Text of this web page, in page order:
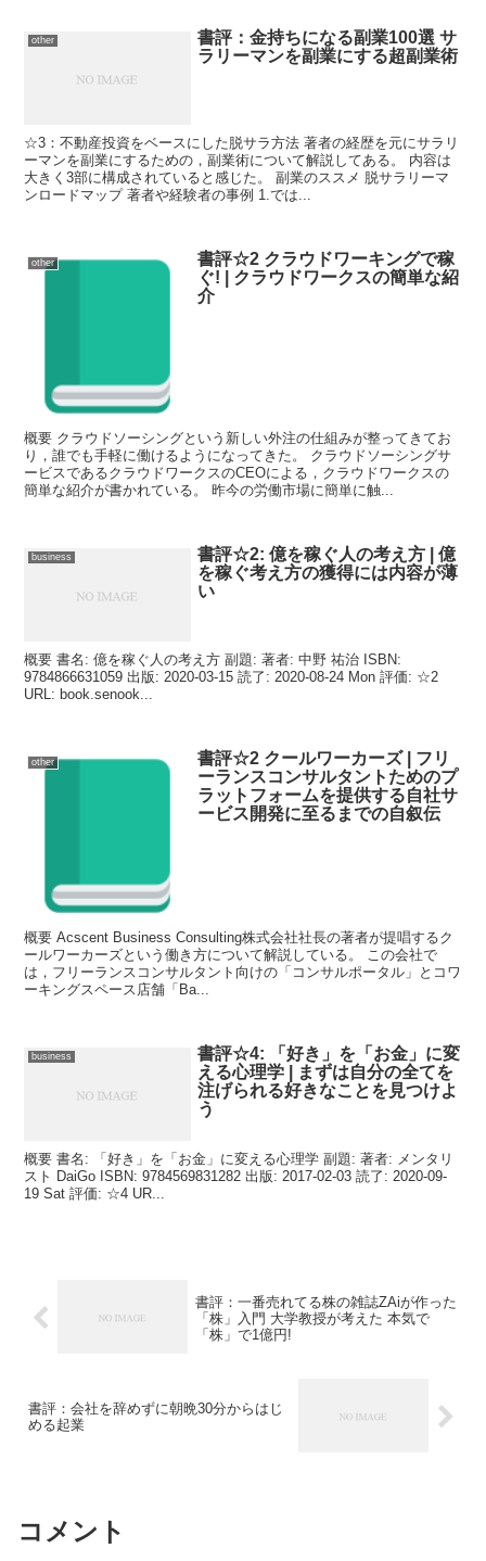
other
書評：金持ちになる副業100選 サ
ラリーマンを副業にする超副業術
☆3：不動産投資をベースにした脱サラ方法 著者の経歴を元にサラリ
ーマンを副業にするための，副業術について解説してある。 内容は
大きく3部に構成されていると感じた。 副業のススメ 脱サラリーマ
ンロードマップ 著者や経験者の事例 1.では...
other
書評☆2 クラウドワーキングで稼
ぐ! | クラウドワークスの簡単な紹
介
概要 クラウドソーシングという新しい外注の仕組みが整ってきてお
り，誰でも手軽に働けるようになってきた。 クラウドソーシングサ
ービスであるクラウドワークスのCEOによる，クラウドワークスの
簡単な紹介が書かれている。 昨今の労働市場に簡単に触...
business
書評☆2: 億を稼ぐ人の考え方 | 億
を稼ぐ考え方の獲得には内容が薄
い
概要 書名: 億を稼ぐ人の考え方 副題: 著者: 中野 祐治 ISBN:
9784866631059 出版: 2020-03-15 読了: 2020-08-24 Mon 評価: ☆2
URL: book.senook...
other
書評☆2 クールワーカーズ | フリ
ーランスコンサルタントためのプ
ラットフォームを提供する自社サ
ービス開発に至るまでの自叙伝
概要 Acscent Business Consulting株式会社社長の著者が提唱するク
ールワーカーズという働き方について解説している。 この会社で
は，フリーランスコンサルタント向けの「コンサルポータル」とコワ
ーキングスペース店舗「Ba...
business
書評☆4: 「好き」を「お金」に変
える心理学 | まずは自分の全てを
注げられる好きなことを見つけよ
う
概要 書名: 「好き」を「お金」に変える心理学 副題: 著者: メンタリ
スト DaiGo ISBN: 9784569831282 出版: 2017-02-03 読了: 2020-09-
19 Sat 評価: ☆4 UR...
書評：一番売れてる株の雑誌ZAiが作った
「株」入門 大学教授が考えた 本気で
「株」で1億円!
書評：会社を辞めずに朝晩30分からはじ
める起業
コメント